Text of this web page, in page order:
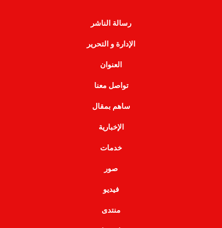
رسالة الناشر
الإدارة و التحرير
العنوان
تواصل معنا
ساهم بمقال
الإخبارية
خدمات
صور
فيديو
منتدى